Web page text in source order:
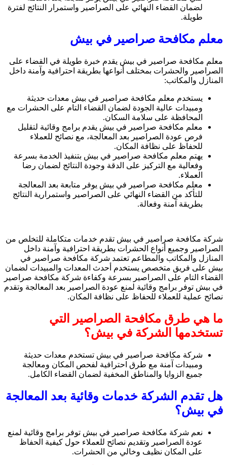
لضمان القضاء النهائي على الصراصير واستمرار النتائج لفترة
طويلة.
معلم مكافحة صراصير في بيش
معلم مكافحة صراصير في بيش يقدم خبرة طويلة في القضاء على
الصراصير والحشرات بمختلف أنواعها بطريقة احترافية وآمنة داخل
المنازل والمكاتب:
يستخدم معلم مكافحة صراصير في بيش معدات حديثة
ومبيدات عالية الجودة لضمان القضاء التام على الحشرات مع
المحافظة على سلامة السكان.
معلم مكافحة صراصير في بيش يقدم برامج وقائية لتقليل
فرص عودة الصراصير بعد المعالجة، مع نصائح للعملاء
للحفاظ على نظافة المكان.
يهتم معلم مكافحة صراصير في بيش بتنفيذ الخدمة بسرعة
وفعالية مع التركيز على الدقة وجودة النتائج لضمان رضا
العملاء.
معلم مكافحة صراصير في بيش يوفر متابعة بعد المعالجة
للتأكد من القضاء النهائي على الصراصير واستمرارية النتائج
بطريقة آمنة وفعالة.
شركة مكافحة صراصير في بيش تقدم خدمات متكاملة للتخلص من
الصراصير وجميع أنواع الحشرات بطريقة احترافية وآمنة داخل
المنازل والمكاتب والمطاعم تعتمد شركة مكافحة صراصير في
بيش على فريق متخصص يستخدم أحدث المعدات والمبيدات لضمان
القضاء التام على الصراصير بسرعة وكفاءة شركة مكافحة صراصير
في بيش توفر برامج وقائية لمنع عودة الصراصير بعد المعالجة وتقدم
نصائح عملية للعملاء للحفاظ على نظافة المكان.
ما هي طرق مكافحة الصراصير التي
تستخدمها الشركة في بيش؟
شركة مكافحة صراصير في بيش تستخدم معدات حديثة
ومبيدات آمنة مع طرق احترافية لفحص المكان ومعالجة
جميع الزوايا والمناطق المخفية لضمان القضاء الكامل.
هل تقدم الشركة خدمات وقائية بعد المعالجة
في بيش؟
نعم شركة مكافحة صراصير في بيش توفر برامج وقائية لمنع
عودة الصراصير وتقديم نصائح للعملاء حول كيفية الحفاظ
على المكان نظيف وخالي من الحشرات.